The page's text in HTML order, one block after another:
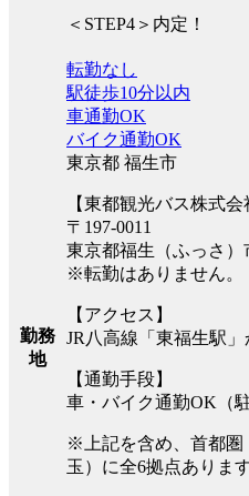
＜STEP4＞内定！
勤務
地
転勤なし
駅徒歩10分以内
車通勤OK
バイク通勤OK
東京都 福生市
【東都観光バス株式会
〒197-0011
東京都福生（ふっさ）
※転勤はありません。
【アクセス】
JR八高線「東福生駅
【通勤手段】
車・バイク通勤OK（
※上記を含め、首都圏
玉）に全6拠点あります